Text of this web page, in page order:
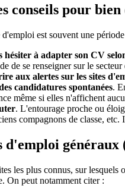
conseils pour
est souvent une
hésiter à adapter son CV
de se renseigner sur le
aux alertes sur les sites
candidatures spontanées.
même si elles n'affichent
. L'entourage proche ou
compagnons de classe,
d'emploi
les plus connus, sur
On peut notamment citer :